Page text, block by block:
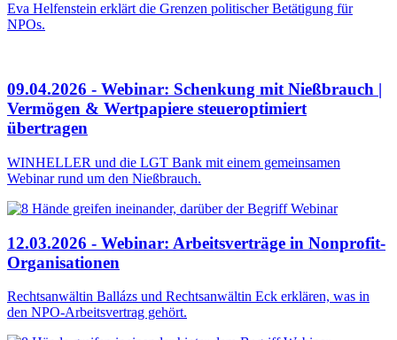
Eva Helfenstein erklärt die Grenzen politischer Betätigung für
NPOs.
09.04.2026 - Webinar: Schenkung mit Nießbrauch |
Vermögen & Wertpapiere steueroptimiert
übertragen
WINHELLER und die LGT Bank mit einem gemeinsamen
Webinar rund um den Nießbrauch.
12.03.2026 - Webinar: Arbeitsverträge in Nonprofit-
Organisationen
Rechtsanwältin Ballázs und Rechtsanwältin Eck erklären, was in
den NPO-Arbeitsvertrag gehört.